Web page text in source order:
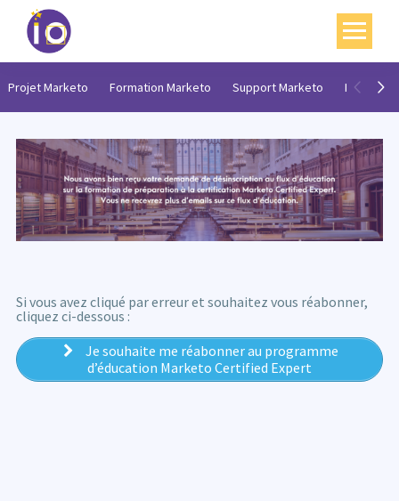
Vos enjeux
Académie
Ressources
Agenda
Mon compte
English
Projet Marketo Formation Marketo Support Marketo
Si vous avez cliqué par erreur et souhaitez vous réabonner,
cliquez ci-dessous :
Je souhaite me réabonner au programme
d’éducation Marketo Certified Expert